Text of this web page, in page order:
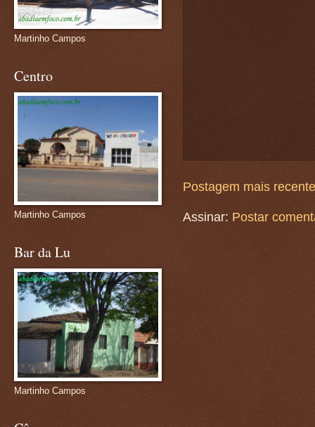
Postagem mais recente
Assinar: Postar
Martinho Campos
Centro
Martinho Campos
Bar da Lu
Martinho Campos